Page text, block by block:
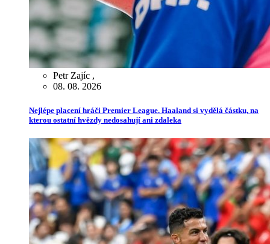
Petr Zajíc ,
08. 08. 2026
Nejlépe placení hráči Premier League. Haaland si vydělá částku, na
kterou ostatní hvězdy nedosahují ani zdaleka